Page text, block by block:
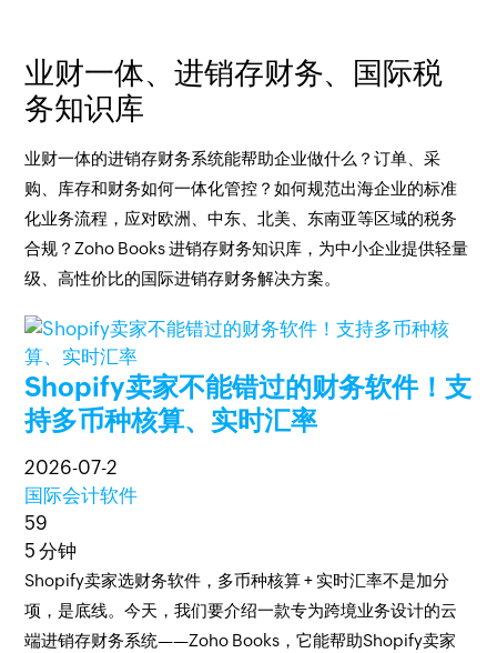
业财一体、进销存财务、国际税
务知识库
业财一体的进销存财务系统能帮助企业做什么？订单、采
购、库存和财务如何一体化管控？如何规范出海企业的标准
化业务流程，应对欧洲、中东、北美、东南亚等区域的税务
合规？Zoho Books 进销存财务知识库，为中小企业提供轻量
级、高性价比的国际进销存财务解决方案。
Shopify卖家不能错过的财务软件！支
持多币种核算、实时汇率
2026-07-2
国际会计软件
59
5 分钟
Shopify卖家选财务软件，多币种核算 + 实时汇率不是加分
项，是底线。今天，我们要介绍一款专为跨境业务设计的云
端进销存财务系统——Zoho Books，它能帮助Shopify卖家